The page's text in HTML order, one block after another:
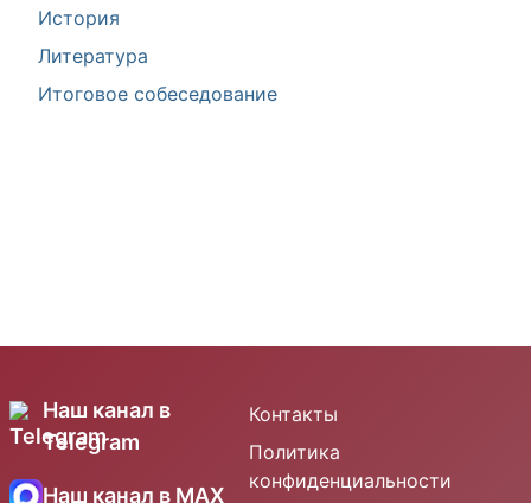
История
Литература
Итоговое собеседование
Наш канал в
Telegram
Наш канал в MAX
Контакты
Политика
конфиденциальности